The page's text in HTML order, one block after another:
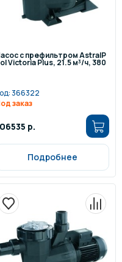
с префильтром AstralP
Victoria Plus, 21.5 м³/ч, 380
366322
заказ
р.
Подробнее